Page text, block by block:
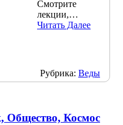
Смотрите
лекции,…
Читать Далее
Рубрика: Веды
Общество, Космос